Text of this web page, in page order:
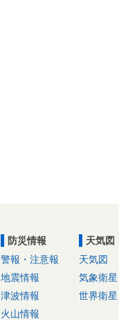
防災情報
警報・注意報
地震情報
津波情報
火山情報
天気図
天気図
気象衛星
世界衛星